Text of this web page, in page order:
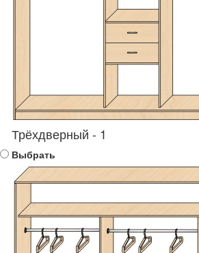
Трёхдверный - 1
Выбрать